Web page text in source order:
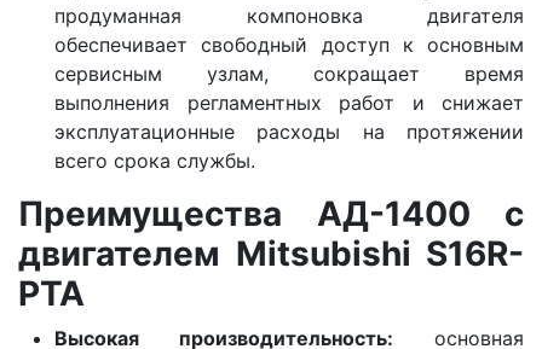
продуманная компоновка двигателя
обеспечивает свободный доступ к основным
сервисным узлам, сокращает время
выполнения регламентных работ и снижает
эксплуатационные расходы на протяжении
всего срока службы.
Преимущества АД-1400 с
двигателем Mitsubishi S16R-
PTA
Высокая производительность: основная